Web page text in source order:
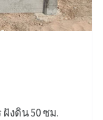
ฝังดิน 50 ซม.